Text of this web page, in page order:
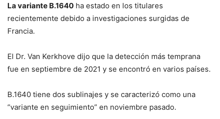
La variante B.1640 ha estado en los titulares
recientemente debido a investigaciones surgidas de
Francia.
El Dr. Van Kerkhove dijo que la detección más temprana
fue en septiembre de 2021 y se encontró en varios países.
B.1640 tiene dos sublinajes y se caracterizó como una
“variante en seguimiento” en noviembre pasado.